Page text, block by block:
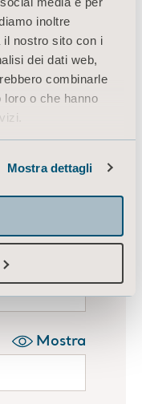
inoltre
il nostro sito con i
dei dati web,
combinarle
o che hanno
Mostra dettagli